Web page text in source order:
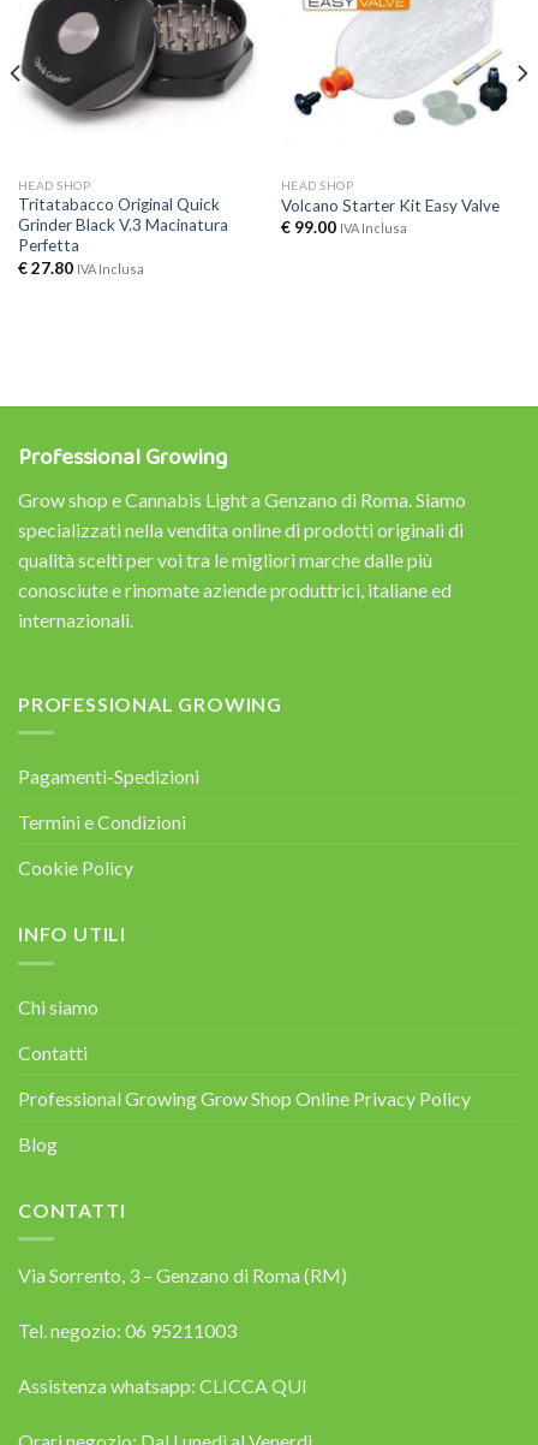
HEAD SHOP
Tritatabacco Original Quick
Grinder Black V.3 Macinatura
Perfetta
€27.80 IVA Inclusa
HEAD SHOP
Volcano Starter Kit Easy Valve
€99.00 IVA Inclusa
Professional Growing
Grow shop e Cannabis Light a Genzano di Roma. Siamo
specializzati nella vendita online di prodotti originali di
qualità scelti per voi tra le migliori marche dalle più
conosciute e rinomate aziende produttrici, italiane ed
internazionali.
PROFESSIONAL GROWING
Pagamenti-Spedizioni
Termini e Condizioni
Cookie Policy
INFO UTILI
Chi siamo
Contatti
Professional Growing Grow Shop Online Privacy Policy
Blog
CONTATTI
Via Sorrento, 3 – Genzano di Roma (RM)
Tel. negozio: 06 95211003
Assistenza whatsapp: CLICCA QUI
Orari negozio: Dal Lunedì al Venerdì